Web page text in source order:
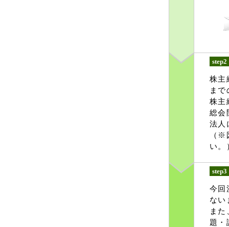
step2
株主
ま
株主
総会
法人
（※
い。
step3
今回
ない
ま
題・